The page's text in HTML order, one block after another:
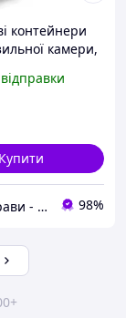
контейнери
камери,
продуктів
кухні DG-58
Купити
Цілющі трави - товари для здоров'я та краси 98%